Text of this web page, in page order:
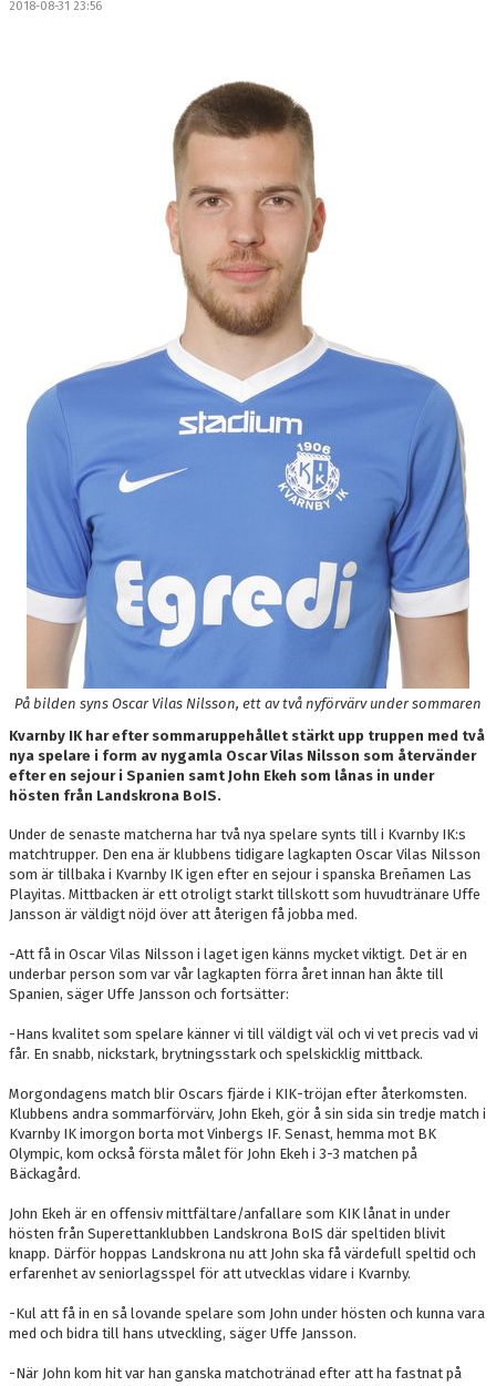
OM LAGET
2018-08-31 23:56
På bilden syns Oscar Vilas Nilsson, ett av två nyförvärv under sommaren
Kvarnby IK har efter sommaruppehållet stärkt upp truppen med två
nya spelare i form av nygamla Oscar Vilas Nilsson som återvänder
efter en sejour i Spanien samt John Ekeh som lånas in under
hösten från Landskrona BoIS.
Under de senaste matcherna har två nya spelare synts till i Kvarnby IK:s
matchtrupper. Den ena är klubbens tidigare lagkapten Oscar Vilas Nilsson
som är tillbaka i Kvarnby IK igen efter en sejour i spanska Breñamen Las
Playitas. Mittbacken är ett otroligt starkt tillskott som huvudtränare Uffe
Jansson är väldigt nöjd över att återigen få jobba med.
-Att få in Oscar Vilas Nilsson i laget igen känns mycket viktigt. Det är en
underbar person som var vår lagkapten förra året innan han åkte till
Spanien, säger Uffe Jansson och fortsätter:
-Hans kvalitet som spelare känner vi till väldigt väl och vi vet precis vad vi
får. En snabb, nickstark, brytningsstark och spelskicklig mittback.
Morgondagens match blir Oscars fjärde i KIK-tröjan efter återkomsten.
Klubbens andra sommarförvärv, John Ekeh, gör å sin sida sin tredje match i
Kvarnby IK imorgon borta mot Vinbergs IF. Senast, hemma mot BK
Olympic, kom också första målet för John Ekeh i 3-3 matchen på
Bäckagård.
John Ekeh är en offensiv mittfältare/anfallare som KIK lånat in under
hösten från Superettanklubben Landskrona BoIS där speltiden blivit
knapp. Därför hoppas Landskrona nu att John ska få värdefull speltid och
erfarenhet av seniorlagsspel för att utvecklas vidare i Kvarnby.
-Kul att få in en så lovande spelare som John under hösten och kunna vara
med och bidra till hans utveckling, säger Uffe Jansson.
-När John kom hit var han ganska matchotränad efter att ha fastnat på